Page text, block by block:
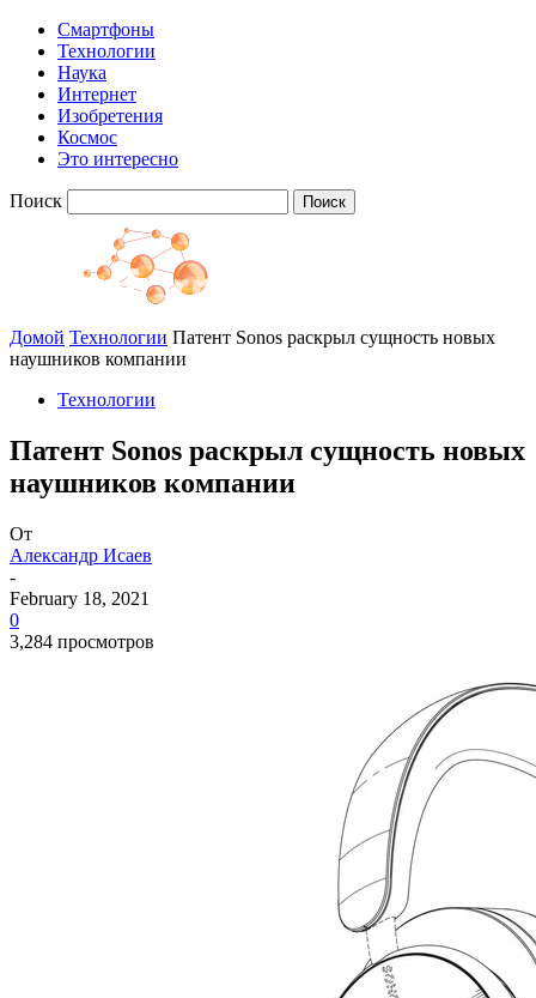
Смартфоны
Технологии
Наука
Интернет
Изобретения
Космос
Это интересно
Поиск
Домой Технологии Патент Sonos раскрыл сущность новых
наушников компании
Технологии
Патент Sonos раскрыл сущность новых
наушников компании
От
Александр Исаев
-
February 18, 2021
0
3,284 просмотров